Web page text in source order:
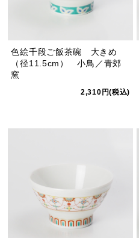
色絵千段ご飯茶碗 大きめ
（径11.5cm） 小鳥／青郊
窯
2,310円(税込)